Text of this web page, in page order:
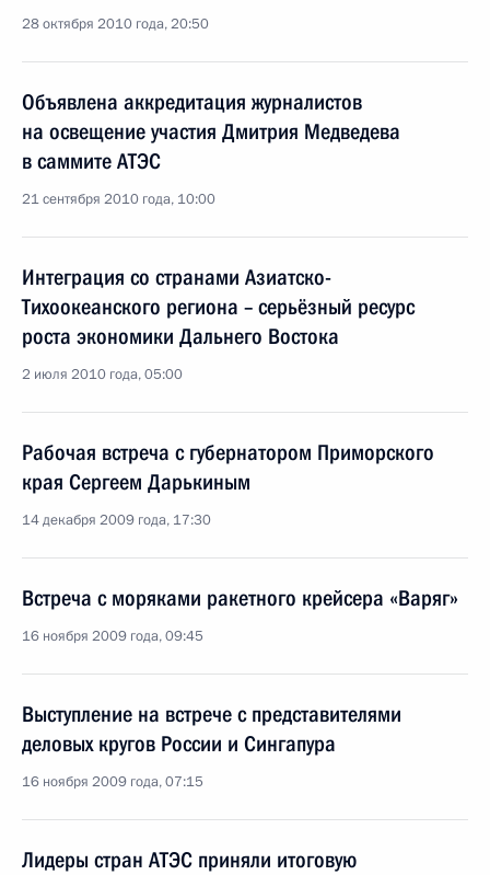
28 октября 2010 года, 20:50
Объявлена аккредитация журналистов
на освещение участия Дмитрия Медведева
в саммите АТЭС
21 сентября 2010 года, 10:00
Интеграция со странами Азиатско-
Тихоокеанского региона – серьёзный ресурс
роста экономики Дальнего Востока
2 июля 2010 года, 05:00
Рабочая встреча с губернатором Приморского
края Сергеем Дарькиным
14 декабря 2009 года, 17:30
Встреча с моряками ракетного крейсера «Варяг»
16 ноября 2009 года, 09:45
Выступление на встрече с представителями
деловых кругов России и Сингапура
16 ноября 2009 года, 07:15
Лидеры стран АТЭС приняли итоговую